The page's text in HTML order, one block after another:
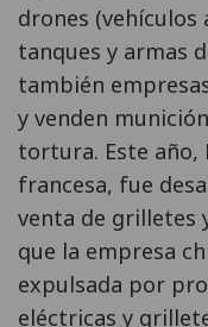
drones
tanques y armas
también
y venden
tortura. Este año,
francesa, fue
venta de grilletes
que la empresa
expulsada por
eléctricas y